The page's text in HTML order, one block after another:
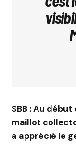
SBB : Au
maillot
a apprécié le